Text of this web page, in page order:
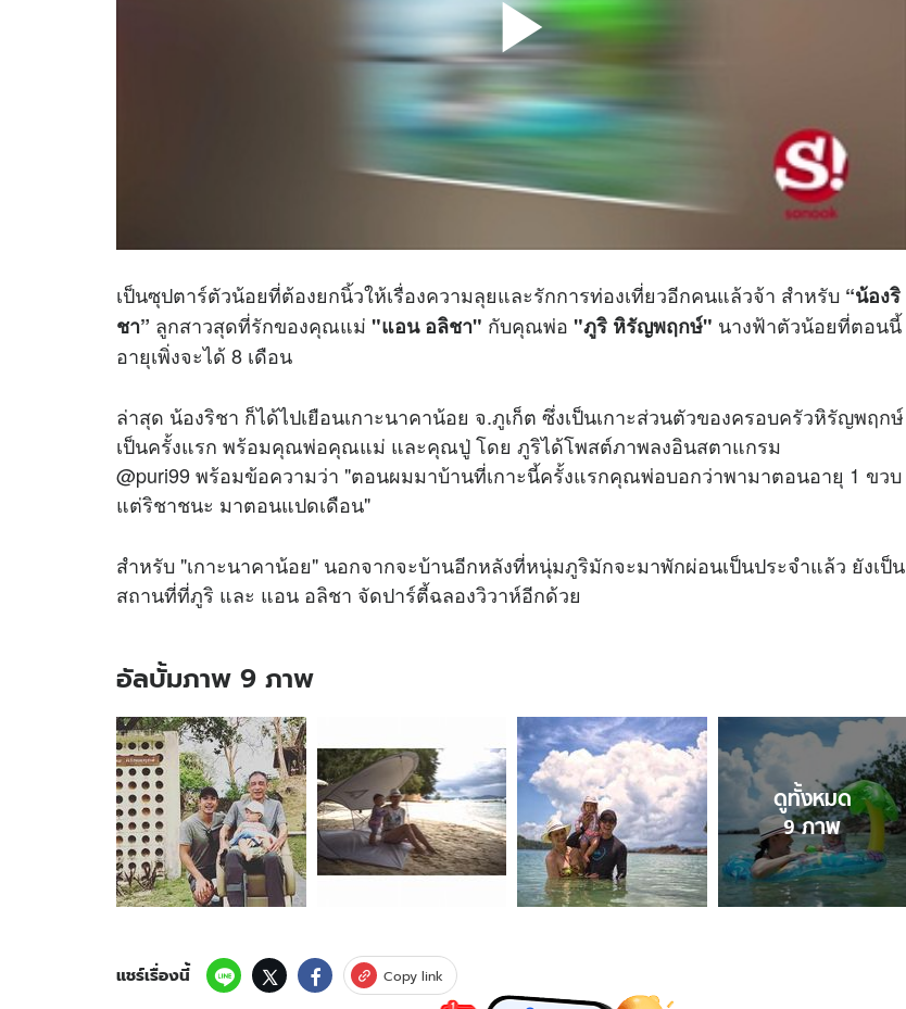
เป็นซุปตาร์ตัวน้อยที่ต้องยกนิ้วให้เรื่องความลุยและรักการท่องเที่ยวอีกคนแล้วจ้า สำหรับ “น้องริ
ชา” ลูกสาวสุดที่รักของคุณแม่ "แอน อลิชา" กับคุณพ่อ "ภูริ หิรัญพฤกษ์" นางฟ้าตัวน้อยที่ตอนนี้
อายุเพิ่งจะได้ 8 เดือน
ล่าสุด น้องริชา ก็ได้ไปเยือนเกาะนาคาน้อย จ.ภูเก็ต ซึ่งเป็นเกาะส่วนตัวของครอบครัวหิรัญพฤกษ์
เป็นครั้งแรก พร้อมคุณพ่อคุณแม่ และคุณปู่ โดย ภูริได้โพสต์ภาพลงอินสตาแกรม
@puri99 พร้อมข้อความว่า "ตอนผมมาบ้านที่เกาะนี้ครั้งแรกคุณพ่อบอกว่าพามาตอนอายุ 1 ขวบ
แต่ริชาชนะ มาตอนแปดเดือน"
สำหรับ "เกาะนาคาน้อย" นอกจากจะบ้านอีกหลังที่หนุ่มภูริมักจะมาพักผ่อนเป็นประจำแล้ว ยังเป็น
สถานที่ที่ภูริ และ แอน อลิชา จัดปาร์ตี้ฉลองวิวาห์อีกด้วย
อัลบั้มภาพ 9 ภาพ
อัลบั้ม
ภาพ
9
ภาพ
ของ
น้อง
ริชา
เยือน
เกาะ
ของ
ดูทั้งหมด
9ภาพ
แชร์เรื่องนี้ Copy link